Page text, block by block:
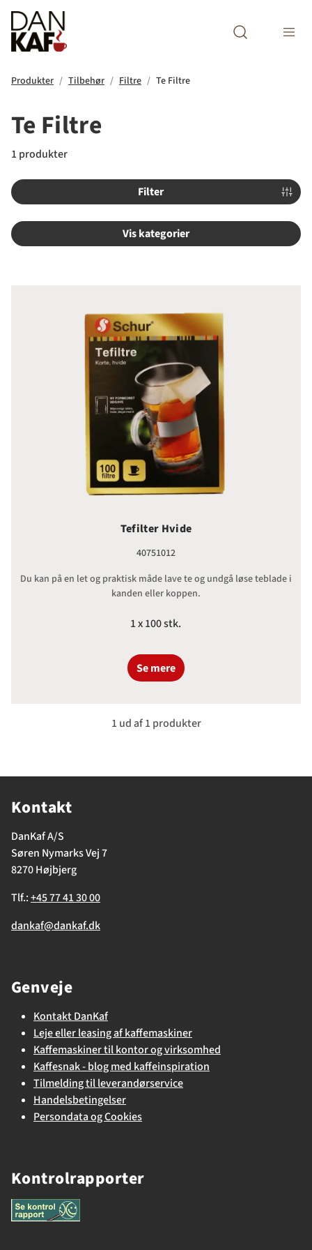
Produkter Tilbehør Filtre Te Filtre
Te Filtre
1 produkter
Filter
Vis kategorier
Tefilter Hvide
40751012
Du kan på en let og praktisk måde lave te og undgå løse teblade i
kanden eller koppen.
1 x 100 stk.
Se mere
1 ud af 1 produkter
Kontakt
DanKaf A/S
Søren Nymarks Vej 7
8270 Højbjerg
Tlf.:+45 77 41 30 00
dankaf@dankaf.dk
Genveje
Kontakt DanKaf
Leje eller leasing af kaffemaskiner
Kaffemaskiner til kontor og virksomhed
Kaffesnak - blog med kaffeinspiration
Tilmelding til leverandørservice
Handelsbetingelser
Persondata og Cookies
Kontrolrapporter